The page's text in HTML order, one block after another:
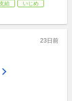
給
いじめ
23日前